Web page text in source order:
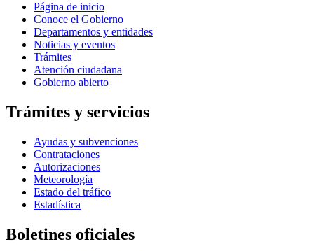
Página de inicio
Conoce el Gobierno
Departamentos y entidades
Noticias y eventos
Trámites
Atención ciudadana
Gobierno abierto
Trámites y servicios
Ayudas y subvenciones
Contrataciones
Autorizaciones
Meteorología
Estado del tráfico
Estadística
Boletines oficiales